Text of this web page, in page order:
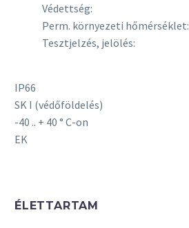
Védettség:
Perm. környezeti hőmérséklet:
Tesztjelzés, jelölés:
IP66
SK I (védőföldelés)
-40 .. + 40 ° C-on
EK
ÉLETTARTAM